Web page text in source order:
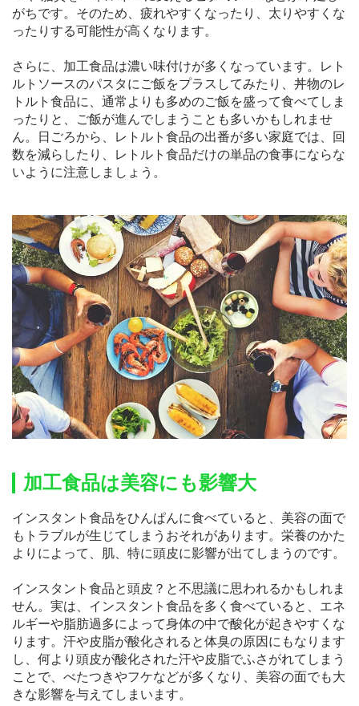
がちです。そのため、疲れやすくなったり、太りやすくな
ったりする可能性が高くなります。
さらに、加工食品は濃い味付けが多くなっています。レト
ルトソースのパスタにご飯をプラスしてみたり、丼物のレ
トルト食品に、通常よりも多めのご飯を盛って食べてしま
ったりと、ご飯が進んでしまうことも多いかもしれませ
ん。日ごろから、レトルト食品の出番が多い家庭では、回
数を減らしたり、レトルト食品だけの単品の食事にならな
いように注意しましょう。
加工食品は美容にも影響大
インスタント食品をひんぱんに食べていると、美容の面で
もトラブルが生じてしまうおそれがあります。栄養のかた
よりによって、肌、特に頭皮に影響が出てしまうのです。
インスタント食品と頭皮？と不思議に思われるかもしれま
せん。実は、インスタント食品を多く食べていると、エネ
ルギーや脂肪過多によって身体の中で酸化が起きやすくな
ります。汗や皮脂が酸化されると体臭の原因にもなります
し、何より頭皮が酸化された汗や皮脂でふさがれてしまう
ことで、べたつきやフケなどが多くなり、美容の面でも大
きな影響を与えてしまいます。